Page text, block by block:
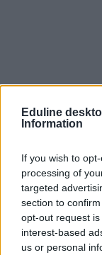
Eduline
Information
If you wish to
processing of
targeted
section to
opt-out request
interest-based
us or personal